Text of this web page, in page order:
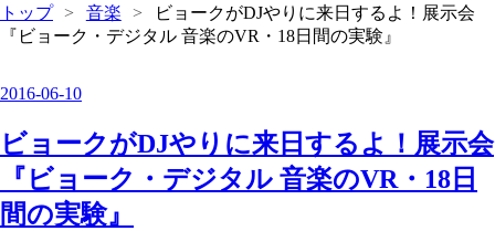
トップ
> 音楽 >
ビョークがDJやりに来日するよ！展示会
『ビョーク・デジタル 音楽のVR・18日間の実験』
2016-06-10
ビョークがDJやりに来日するよ！展示会
『ビョーク・デジタル 音楽のVR・18日
間の実験』